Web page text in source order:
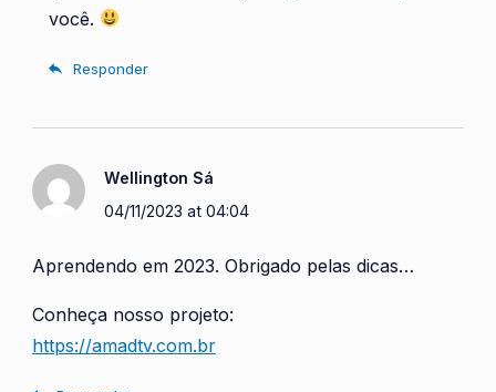
você.
Responder
Wellington Sá
04/11/2023 at 04:04
Aprendendo em 2023. Obrigado pelas dicas…
Conheça nosso projeto:
https://amadtv.com.br